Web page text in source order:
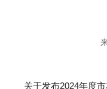
关于发布2024年度